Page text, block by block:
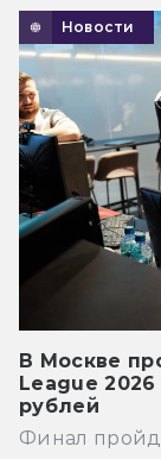
Новости
В Москве
League
рублей
Финал